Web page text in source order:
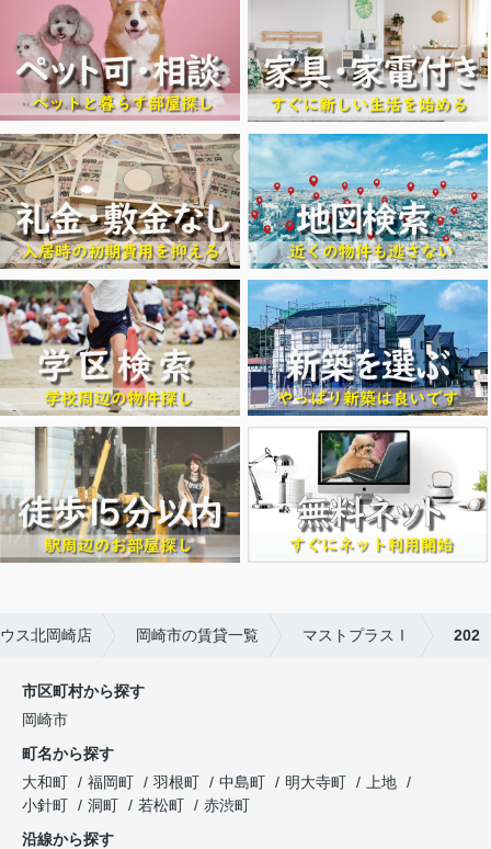
ス北岡崎店 岡崎市の賃貸一覧 マストプラスⅠ 202
市区町村から探す
岡崎市
町名から探す
大和町
福岡町 羽根町 中島町 明大寺町
上地
小針町
洞町 若松町
赤渋町
沿線から探す